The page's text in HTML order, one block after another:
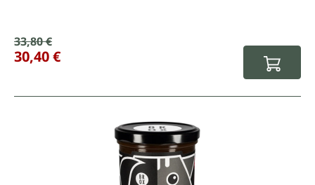
Prix de vente :
Prix régulier :
33,80 €
30,40 €